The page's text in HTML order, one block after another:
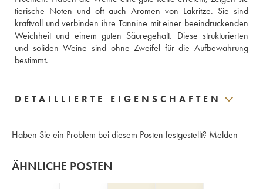
tierische Noten und oft auch Aromen von Lakritze. Sie sind
kraftvoll und verbinden ihre Tannine mit einer beeindruckenden
Weichheit und einem guten Säuregehalt. Diese strukturierten
und soliden Weine sind ohne Zweifel für die Aufbewahrung
DETAILLIERTE EIGENSCHAFTEN
Haben Sie ein Problem bei diesem Posten festgestellt? Melden
ÄHNLICHE POSTEN